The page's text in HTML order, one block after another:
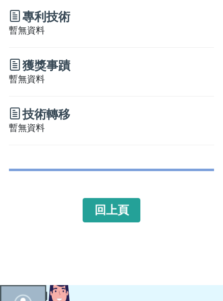
專利技術
暫無資料
獲獎事蹟
暫無資料
技術轉移
暫無資料
回上頁